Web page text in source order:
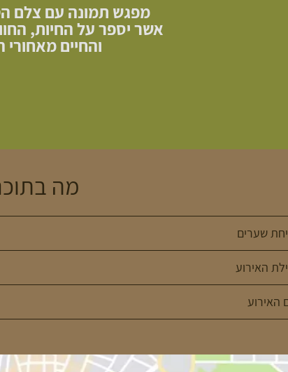
מפגש תמונה עם צלם
אשר יספר על החיות,
והחיים
מה
שערים
האירוע
האירוע